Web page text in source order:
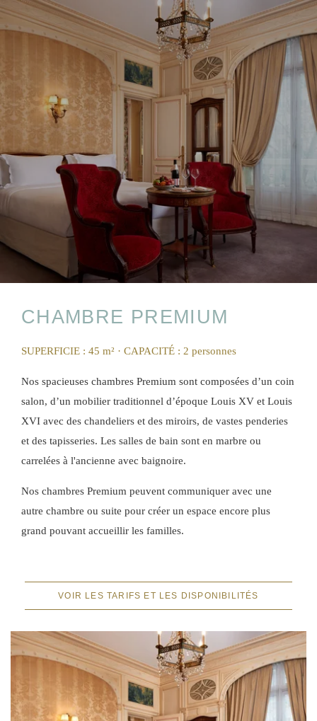
CHAMBRE PREMIUM
SUPERFICIE : 45 m² · CAPACITÉ : 2 personnes
Nos spacieuses chambres Premium sont composées d’un coin
salon, d’un mobilier traditionnel d’époque Louis XV et Louis
XVI avec des chandeliers et des miroirs, de vastes penderies
et des tapisseries. Les salles de bain sont en marbre ou
carrelées à l'ancienne avec baignoire.
Nos chambres Premium peuvent communiquer avec une
autre chambre ou suite pour créer un espace encore plus
grand pouvant accueillir les familles.
VOIR LES TARIFS ET LES DISPONIBILITÉS